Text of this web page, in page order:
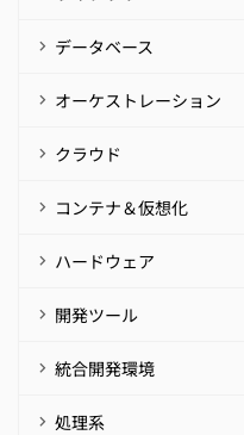
データベース
オーケストレーション
クラウド
コンテナ＆仮想化
ハードウェア
開発ツール
統合開発環境
処理系